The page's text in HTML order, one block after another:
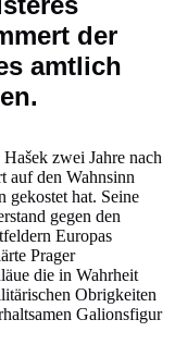
der
amtlich
zwei Jahre nach
auf den Wahnsinn
gekostet hat. Seine
gegen den
Europas
Prager
die in Wahrheit
Obrigkeiten
Galionsfigur